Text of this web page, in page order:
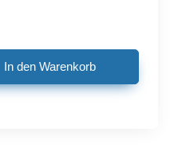
In den Warenkorb